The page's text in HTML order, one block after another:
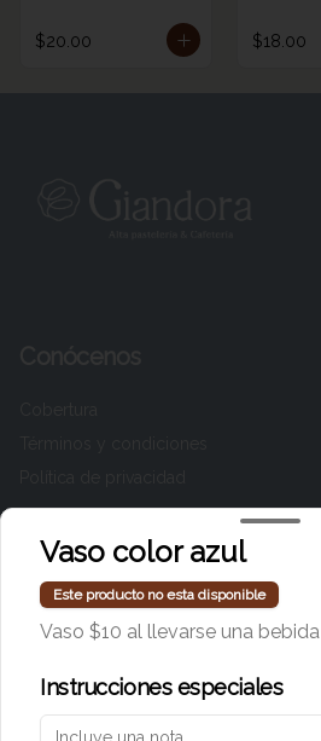
$20.00 $18.00
Instagram
Facebook
Mi cuenta
Vaso color azul
Este producto no esta disponible
Vaso $10 al llevarse una bebida
Instrucciones especiales